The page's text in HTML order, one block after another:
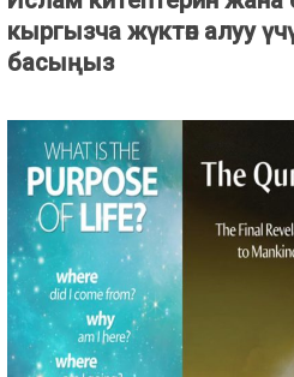
кыргызча жүктөп алуу
басыңыз